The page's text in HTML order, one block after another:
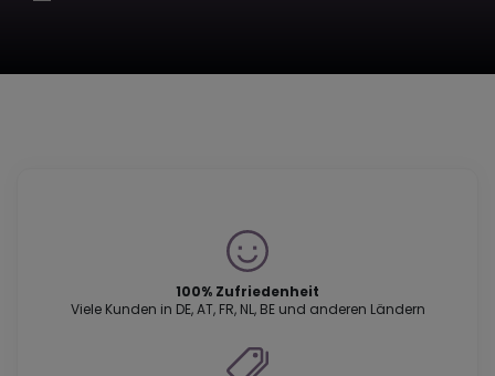
100% Zufriedenheit
Viele Kunden in DE, AT, FR, NL, BE und anderen Ländern